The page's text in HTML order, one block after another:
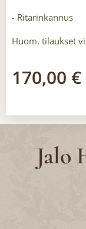
- Ritarinkannus
Huom. tilaukset
170,00 €
Jalo